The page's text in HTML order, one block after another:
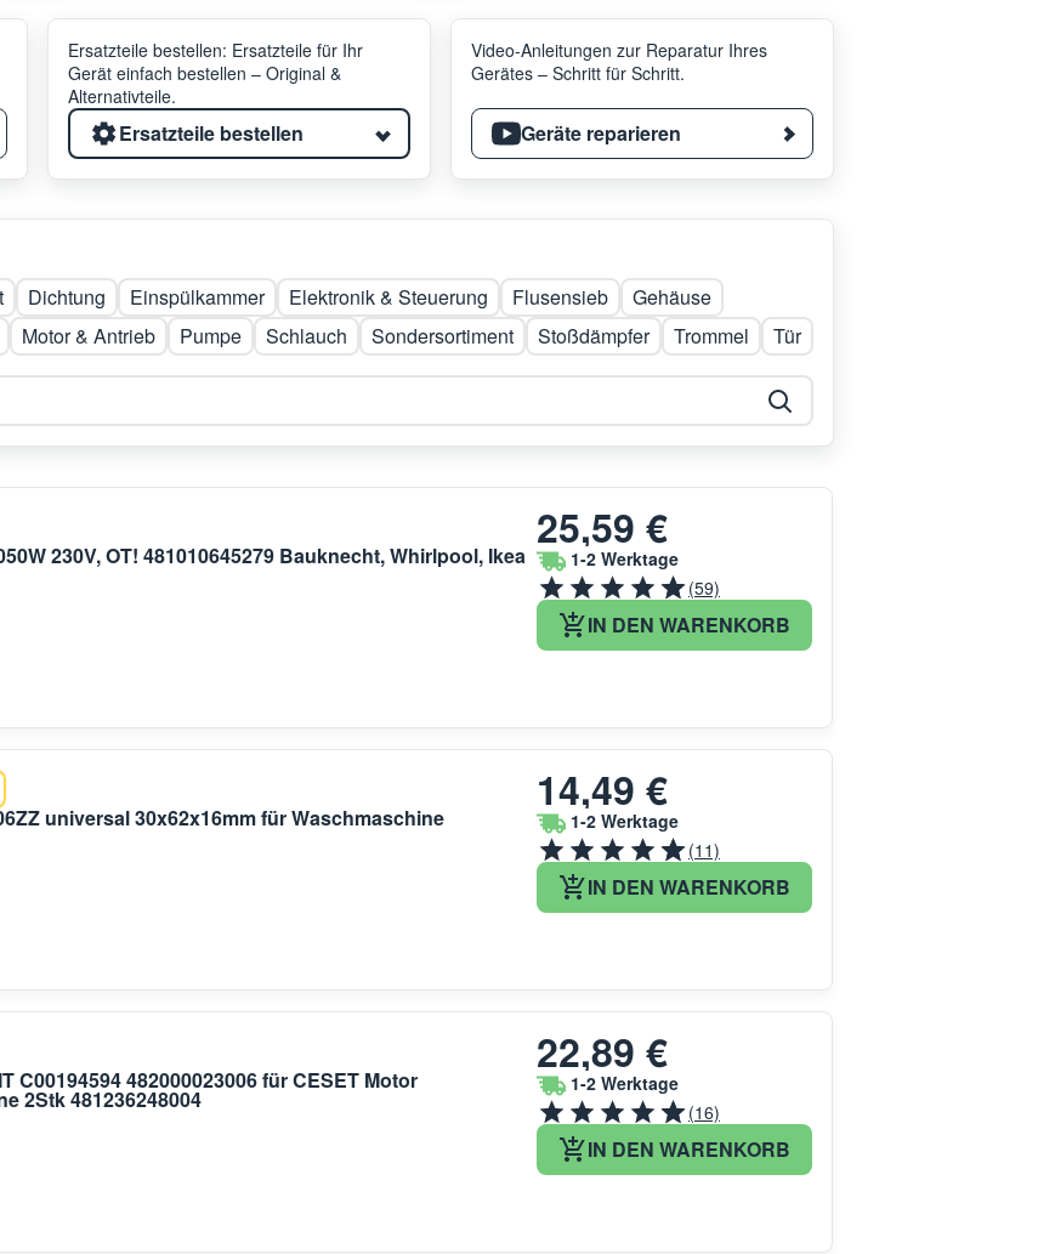
Ersatzteile bestellen: Ersatzteile für Ihr
Gerät einfach bestellen – Original &
Alternativteile.
Ersatzteile bestellen
Video-Anleitungen zur Reparatur Ihres
Gerätes – Schritt für Schritt.
Geräte reparieren
Dichtung Einspülkammer Elektronik & Steuerung Flusensieb
Gehäuse
Motor & Antrieb Pumpe Schlauch Sondersortiment Stoßdämpfer Trommel Tür
230V, OT! 481010645279 Bauknecht, Whirlpool, Ikea
25,59 €
1-2 Werktage
(59)
IN DEN WARENKORB
universal 30x62x16mm für Waschmaschine
14,49 €
1-2 Werktage
(11)
IN DEN WARENKORB
C00194594 482000023006 für CESET Motor
2Stk 481236248004
22,89 €
1-2 Werktage
(16)
IN DEN WARENKORB